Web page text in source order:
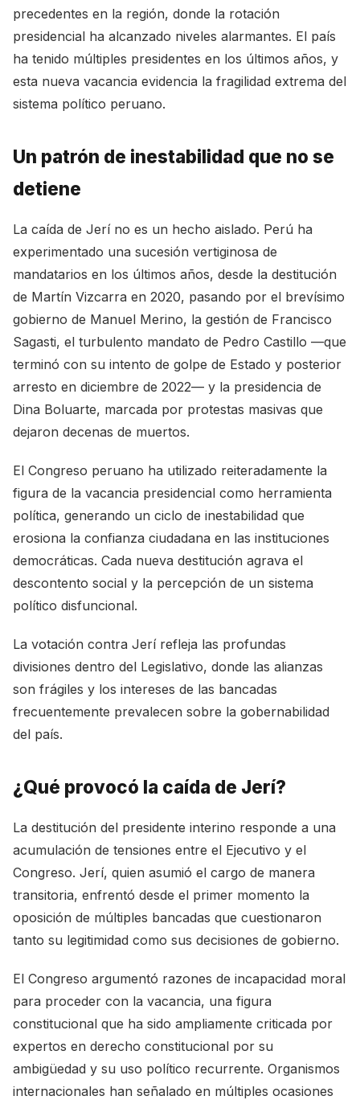
precedentes en la región, donde la rotación
presidencial ha alcanzado niveles alarmantes. El país
ha tenido múltiples presidentes en los últimos años, y
esta nueva vacancia evidencia la fragilidad extrema del
sistema político peruano.
Un patrón de inestabilidad que no se
detiene
La caída de Jerí no es un hecho aislado. Perú ha
experimentado una sucesión vertiginosa de
mandatarios en los últimos años, desde la destitución
de Martín Vizcarra en 2020, pasando por el brevísimo
gobierno de Manuel Merino, la gestión de Francisco
Sagasti, el turbulento mandato de Pedro Castillo —que
terminó con su intento de golpe de Estado y posterior
arresto en diciembre de 2022— y la presidencia de
Dina Boluarte, marcada por protestas masivas que
dejaron decenas de muertos.
El Congreso peruano ha utilizado reiteradamente la
figura de la vacancia presidencial como herramienta
política, generando un ciclo de inestabilidad que
erosiona la confianza ciudadana en las instituciones
democráticas. Cada nueva destitución agrava el
descontento social y la percepción de un sistema
político disfuncional.
La votación contra Jerí refleja las profundas
divisiones dentro del Legislativo, donde las alianzas
son frágiles y los intereses de las bancadas
frecuentemente prevalecen sobre la gobernabilidad
del país.
¿Qué provocó la caída de Jerí?
La destitución del presidente interino responde a una
acumulación de tensiones entre el Ejecutivo y el
Congreso. Jerí, quien asumió el cargo de manera
transitoria, enfrentó desde el primer momento la
oposición de múltiples bancadas que cuestionaron
tanto su legitimidad como sus decisiones de gobierno.
El Congreso argumentó razones de incapacidad moral
para proceder con la vacancia, una figura
constitucional que ha sido ampliamente criticada por
expertos en derecho constitucional por su
ambigüedad y su uso político recurrente. Organismos
internacionales han señalado en múltiples ocasiones